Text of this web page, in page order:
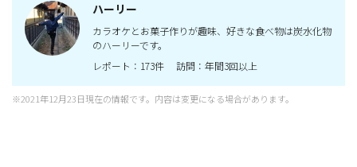
ハーリー
カラオケとお菓子作りが趣味、好きな食べ物は炭水化物
のハーリーです。
レポート：173件 訪問：年間3回以上
※2021年12月23日現在の情報です。内容は変更になる場合があります。